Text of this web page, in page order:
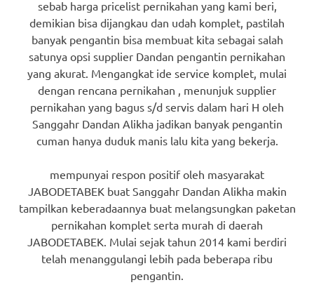
sebab harga pricelist pernikahan yang kami beri,
demikian bisa dijangkau dan udah komplet, pastilah
banyak pengantin bisa membuat kita sebagai salah
satunya opsi supplier Dandan pengantin pernikahan
yang akurat. Mengangkat ide service komplet, mulai
dengan rencana pernikahan , menunjuk supplier
pernikahan yang bagus s/d servis dalam hari H oleh
Sanggahr Dandan Alikha jadikan banyak pengantin
cuman hanya duduk manis lalu kita yang bekerja.
mempunyai respon positif oleh masyarakat
JABODETABEK buat Sanggahr Dandan Alikha makin
tampilkan keberadaannya buat melangsungkan paketan
pernikahan komplet serta murah di daerah
JABODETABEK. Mulai sejak tahun 2014 kami berdiri
telah menanggulangi lebih pada beberapa ribu
pengantin.